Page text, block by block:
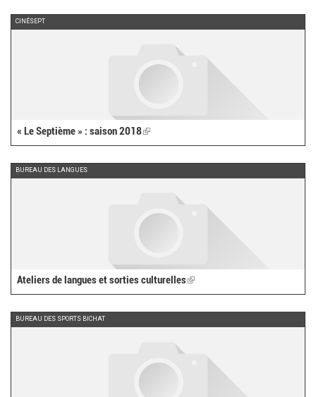
CINÉSEPT
« Le Septième » : saison 2018(link
is
BUREAU DES LANGUES
Ateliers de langues et sorties culturelles(link
is
BUREAU DES SPORTS BICHAT